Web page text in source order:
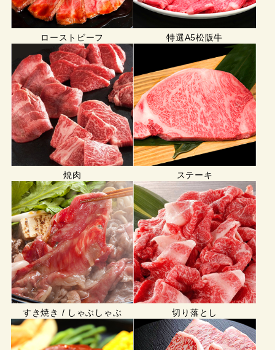
ローストビーフ 特選A5松阪牛
焼肉 ステーキ
すき焼き / しゃぶしゃぶ 切り落とし